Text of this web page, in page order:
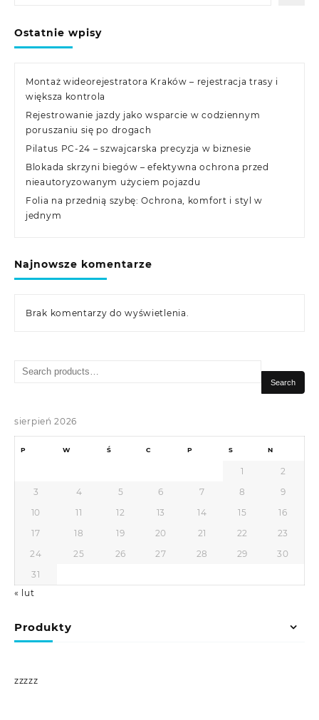
Ostatnie wpisy
Montaż wideorejestratora Kraków – rejestracja trasy i
większa kontrola
Rejestrowanie jazdy jako wsparcie w codziennym
poruszaniu się po drogach
Pilatus PC-24 – szwajcarska precyzja w biznesie
Blokada skrzyni biegów – efektywna ochrona przed
nieautoryzowanym użyciem pojazdu
Folia na przednią szybę: Ochrona, komfort i styl w
jednym
Najnowsze komentarze
Brak komentarzy do wyświetlenia.
Search
Search
sierpień 2026
P W Ś C P S N
1
2
3
4 5 6 7 8
9
10
11 12 13 14 15
16
17
18 19 20 21 22
23
24
25 26 27 28 29
30
31
« lut
Produkty
zzzzz